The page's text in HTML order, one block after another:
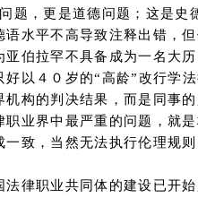
题，更是道德问题；这是史
语水平不高导致注释出错，
亚伯拉罕不具备成为一名大
好以４０岁的“高龄”改行学
机构的判决结果，而是同事
职业界中最严重的问题，就
一致，当然无法执行伦理规
职业共同体的建设已开始